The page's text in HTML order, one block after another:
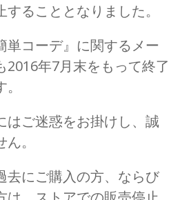
することとなりました。
単コーデ』に関するメー
2016年7月末をもって終了
はご迷惑をお掛けし、誠
。
去にご購入の方、ならび